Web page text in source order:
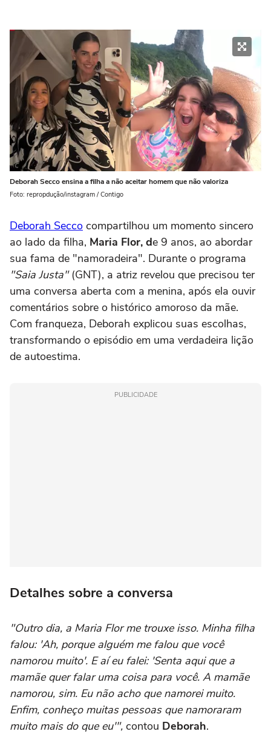
Deborah Secco ensina a filha a não aceitar homem que não valoriza
Foto: repropdução/instagram / Contigo
Deborah Secco compartilhou um momento sincero
ao lado da filha, Maria Flor, de 9 anos, ao abordar
sua fama de "namoradeira". Durante o programa
"Saia Justa"(GNT), a atriz revelou que precisou ter
uma conversa aberta com a menina, após ela ouvir
comentários sobre o histórico amoroso da mãe.
Com franqueza, Deborah explicou suas escolhas,
transformando o episódio em uma verdadeira lição
de autoestima.
PUBLICIDADE
Detalhes sobre a conversa
"Outro dia, a Maria Flor me trouxe isso. Minha filha
falou: 'Ah, porque alguém me falou que você
namorou muito'. E aí eu falei: 'Senta aqui que a
mamãe quer falar uma coisa para você. A mamãe
namorou, sim. Eu não acho que namorei muito.
Enfim, conheço muitas pessoas que namoraram
muito mais do que eu'", contou Deborah.